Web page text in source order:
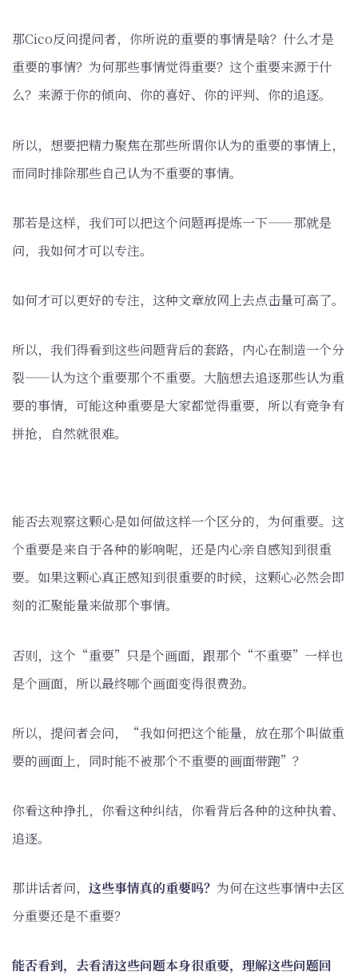
那Cico反问提问者，你所说的重要的事情是啥？什么才是
重要的事情？为何那些事情觉得重要？这个重要来源于什
么？来源于你的倾向、你的喜好、你的评判、你的追逐。
所以，想要把精力聚焦在那些所谓你认为的重要的事情上，
而同时排除那些自己认为不重要的事情。
那若是这样，我们可以把这个问题再提炼一下——那就是
问，我如何才可以专注。
如何才可以更好的专注，这种文章放网上去点击量可高了。
所以，我们得看到这些问题背后的套路，内心在制造一个分
裂——认为这个重要那个不重要。大脑想去追逐那些认为重
要的事情，可能这种重要是大家都觉得重要，所以有竞争有
拼抢，自然就很难。
能否去观察这颗心是如何做这样一个区分的，为何重要。这
个重要是来自于各种的影响呢，还是内心亲自感知到很重
要。如果这颗心真正感知到很重要的时候，这颗心必然会即
刻的汇聚能量来做那个事情。
否则，这个“重要”只是个画面，跟那个“不重要”一样也
是个画面，所以最终哪个画面变得很费劲。
所以，提问者会问，“我如何把这个能量，放在那个叫做重
要的画面上，同时能不被那个不重要的画面带跑”？
你看这种挣扎，你看这种纠结，你看背后各种的这种执着、
追逐。
那讲话者问， 这些事情真的重要吗？ 为何在这些事情中去区
分重要还是不重要？
能否看到，去看清这些问题本身很重要，理解这些问题回